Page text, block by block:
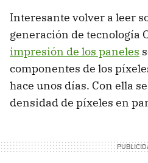
Interesante volver a leer
generación de tecnología
impresión de los paneles
componentes de los
hace unos días. Con ella
densidad de píxeles en